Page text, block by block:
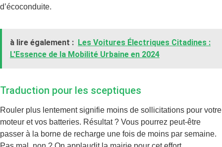
d’écoconduite.
à lire également : Les Voitures Électriques Citadines :
L'Essence de la Mobilité Urbaine en 2024
Traduction pour les sceptiques
Rouler plus lentement signifie moins de sollicitations pour votre
moteur et vos batteries. Résultat ? Vous pourrez peut-être
passer à la borne de recharge une fois de moins par semaine.